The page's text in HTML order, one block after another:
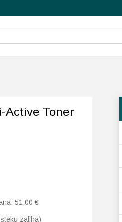
Active Toner
51,00€
zaliha)